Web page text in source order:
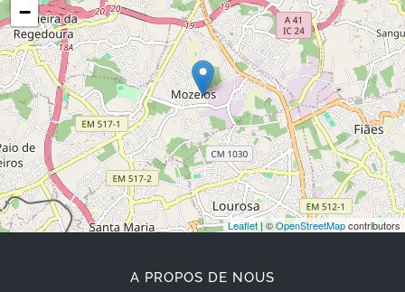
−
Leaflet| ©OpenStreetMapcontributors
A PROPOS DE NOUS